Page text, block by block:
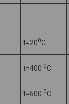
t=200C
t=400 0C
t=600 0C